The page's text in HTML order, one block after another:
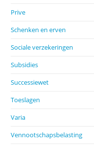
Prive
Schenken en erven
Sociale verzekeringen
Subsidies
Successiewet
Toeslagen
Varia
Vennootschapsbelasting